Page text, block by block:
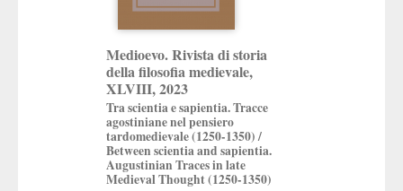
Medioevo. Rivista di storia
della filosofia medievale,
XLVIII, 2023
Tra scientia e sapientia. Tracce
agostiniane nel pensiero
tardomedievale (1250-1350) /
Between scientia and sapientia.
Augustinian Traces in late
Medieval Thought (1250-1350)